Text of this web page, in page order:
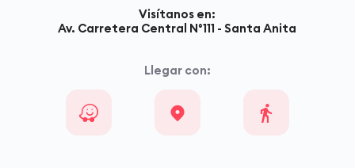
Visítanos en:
Av. Carretera Central N°111 - Santa Anita
Llegar con: